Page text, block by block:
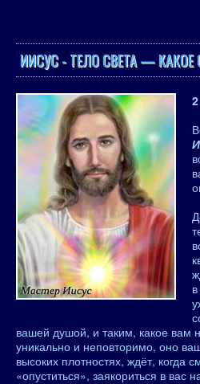
ИИСУС - ТЕЛО СВЕТА — КАКОЕ
вашей душой, и таким, какое вам
уникально и неповторимо, оно
высоких плотностях, ждёт, когда
«опуститься», заякориться в вас